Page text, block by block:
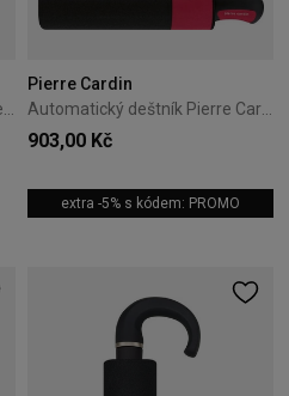
Pierre Cardin
903,00 Kč
extra -5% s kódem: PROMO